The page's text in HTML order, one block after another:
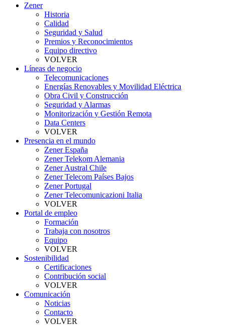
Zener
Historia
Calidad
Seguridad y Salud
Premios y Reconocimientos
Equipo directivo
VOLVER
Líneas de negocio
Telecomunicaciones
Energías Renovables y Movilidad Eléctrica
Obra Civil y Construcción
Seguridad y Alarmas
Monitorización y Gestión Remota
Data Centers
VOLVER
Presencia en el mundo
Zener España
Zener Telekom Alemania
Zener Austral Chile
Zener Telecom Países Bajos
Zener Portugal
Zener Telecomunicazioni Italia
VOLVER
Portal de empleo
Formación
Trabaja con nosotros
Equipo
VOLVER
Sostenibilidad
Certificaciones
Contribución social
VOLVER
Comunicación
Noticias
Contacto
VOLVER